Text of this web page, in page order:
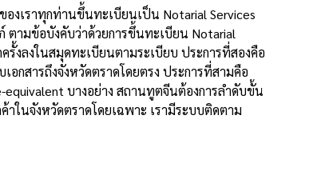
องเราทุกท่านขึ้นทะเบียนเป็น Notarial Services
ามข้อบังคับว่าด้วยการขึ้นทะเบียน Notarial
งลงในสมุดทะเบียนตามระเบียบ ประการที่สองคือ
อกสารถึงจังหวัดตราดโดยตรง ประการที่สามคือ
บางอย่าง สถานทูตจีนต้องการลำดับขั้น
ในจังหวัดตราดโดยเฉพาะ เรามีระบบติดตาม